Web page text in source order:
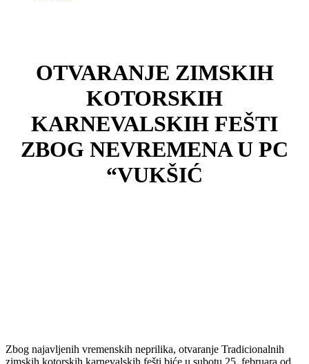
OTVARANJE ZIMSKIH
KOTORSKIH
KARNEVALSKIH FEŠTI
ZBOG NEVREMENA U PC
“VUKŠIĆ
Zbog najavljenih vremenskih neprilika, otvaranje Tradicionalnih
zimskih kotorskih karnevalskih fešti biće u subotu 25. februara od